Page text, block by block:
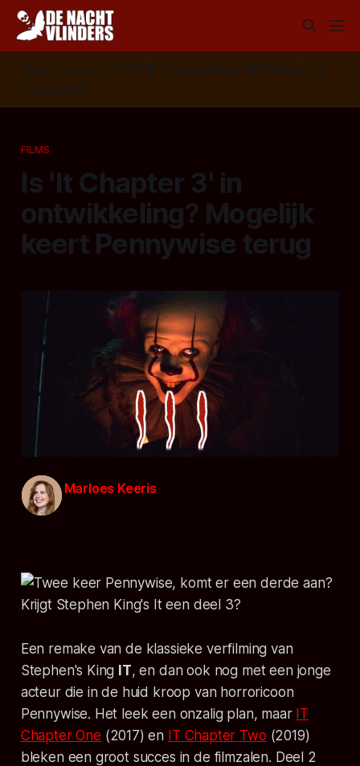
Volg ons op: 📣 RSS 📰 Google News 🦋 Bluesky
✉️
Nieuwsbrief
FILMS
Is 'It Chapter 3' in
ontwikkeling? Mogelijk
keert Pennywise terug
Marloes Keeris
Een remake van de klassieke verfilming van
Stephen's King IT, en dan ook nog met een jonge
acteur die in de huid kroop van horroricoon
Pennywise. Het leek een onzalig plan, maar IT
Chapter One (2017) en IT Chapter Two (2019)
bleken een groot succes in de filmzalen. Deel 2